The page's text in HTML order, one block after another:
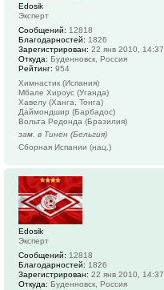
Edosik
Эксперт
Сообщений: 12818
Благодарностей: 1826
Зарегистрирован: 22 янв 2010, 14:37
Откуда: Буденновск, Россия
Рейтинг: 954
Химнастик (Испания)
Мбале Хироус (Уганда)
Хавелу (Ханга, Тонга)
Даймондшир (Барбадос)
Вольта Редонда (Бразилия)
зам. в Тинен (Бельгия)
Сборная Испании (нац.)
Edosik
Эксперт
Сообщений: 12818
Благодарностей: 1826
Зарегистрирован: 22 янв 2010, 14:37
Откуда: Буденновск, Россия